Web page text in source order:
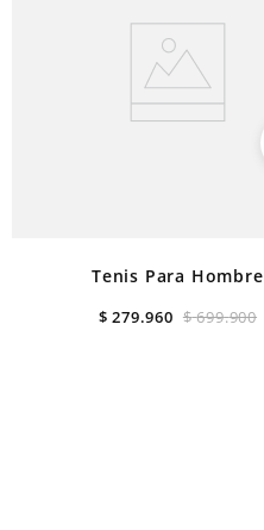
Tenis Para Hombre
$ 699.900
$ 279.960